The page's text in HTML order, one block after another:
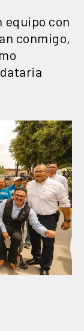
equipo con
conmigo,